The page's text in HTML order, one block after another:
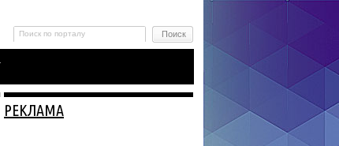
РЕКЛАМА